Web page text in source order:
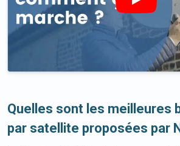
Quelles sont les meilleures
par satellite proposées par